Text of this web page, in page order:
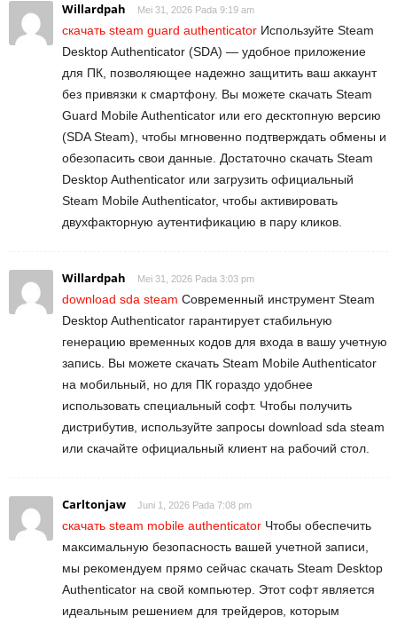
Willardpah Mei 31, 2026 Pada 9:19 am
скачать steam guard authenticator Используйте Steam
Desktop Authenticator (SDA) — удобное приложение
для ПК, позволяющее надежно защитить ваш аккаунт
без привязки к смартфону. Вы можете скачать Steam
Guard Mobile Authenticator или его десктопную версию
(SDA Steam), чтобы мгновенно подтверждать обмены и
обезопасить свои данные. Достаточно скачать Steam
Desktop Authenticator или загрузить официальный
Steam Mobile Authenticator, чтобы активировать
двухфакторную аутентификацию в пару кликов.
Willardpah Mei 31, 2026 Pada 3:03 pm
download sda steam Современный инструмент Steam
Desktop Authenticator гарантирует стабильную
генерацию временных кодов для входа в вашу учетную
запись. Вы можете скачать Steam Mobile Authenticator
на мобильный, но для ПК гораздо удобнее
использовать специальный софт. Чтобы получить
дистрибутив, используйте запросы download sda steam
или скачайте официальный клиент на рабочий стол.
Carltonjaw Juni 1, 2026 Pada 7:08 pm
скачать steam mobile authenticator Чтобы обеспечить
максимальную безопасность вашей учетной записи,
мы рекомендуем прямо сейчас скачать Steam Desktop
Authenticator на свой компьютер. Этот софт является
идеальным решением для трейдеров, которым